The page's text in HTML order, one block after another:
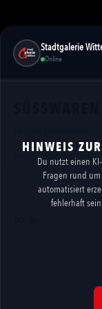
Stadtgalerie
Online
HINWEIS
Du nutzt einen
Fragen rund
automatisiert
fehlerhaft
hier erhalten Sie